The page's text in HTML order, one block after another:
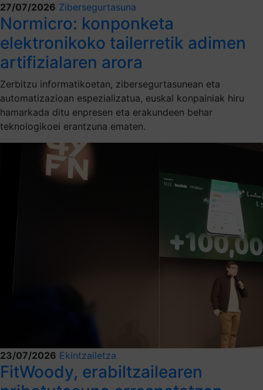
27/07/2026 Zibersegurtasuna
Normicro: konponketa
elektronikoko tailerretik adimen
artifizialaren arora
Zerbitzu informatikoetan, zibersegurtasunean eta
automatizazioan espezializatua, euskal konpainiak hiru
hamarkada ditu enpresen eta erakundeen behar
teknologikoei erantzuna ematen.
23/07/2026 Ekintzailetza
FitWoody, erabiltzailearen